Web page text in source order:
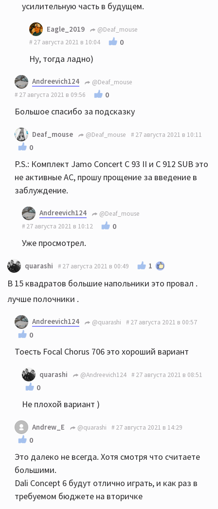
усилительную часть в будущем.
Eagle_2019
@Deaf_mouse
27 августа 2021 в 10:04
0
Ну, тогда ладно)
Andreevich124
@Deaf_mouse
27 августа 2021 в 09:56
0
Большое спасибо за подсказку
Deaf_mouse @Deaf_mouse 27 августа 2021 в 10:11
0
P.S.: Комплект Jamo Concert С 93 II и С 912 SUB это
не активные АС, прошу прощение за введение в
заблуждение.
Andreevich124
@Deaf_mouse
27 августа 2021 в 10:12
0
Уже просмотрел.
quarashi 27 августа 2021 в 00:49 1
В 15 квадратов большие напольники это провал .
лучше полочники .
Andreevich124 @quarashi 27 августа 2021 в 00:57
0
Тоесть Focal Chorus 706 это хороший вариант
quarashi @Andreevich124 27 августа 2021 в 08:51
0
Не плохой вариант )
Andrew_E @quarashi 27 августа 2021 в 14:29
0
Это далеко не всегда. Хотя смотря что считаете
большими.
Dali Concept 6 будут отлично играть, и как раз в
требуемом бюджете на вторичке